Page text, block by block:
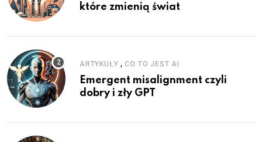
które zmienią świat
ARTYKUŁY ,CO TO JEST AI
Emergent misalignment czyli
dobry i zły GPT